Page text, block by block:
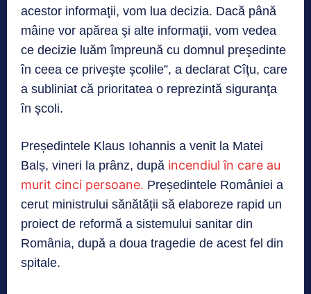
acestor informaţii, vom lua decizia. Dacă până
mâine vor apărea şi alte informaţii, vom vedea
ce decizie luăm împreună cu domnul preşedinte
în ceea ce priveşte şcolile”, a declarat Cîţu, care
a subliniat că prioritatea o reprezintă siguranţa
în şcoli.
Președintele Klaus Iohannis a venit la Matei
Balș, vineri la prânz, după incendiul în care au
murit cinci persoane. Președintele României a
cerut ministrului sănătății să elaboreze rapid un
proiect de reformă a sistemului sanitar din
România, după a doua tragedie de acest fel din
spitale.